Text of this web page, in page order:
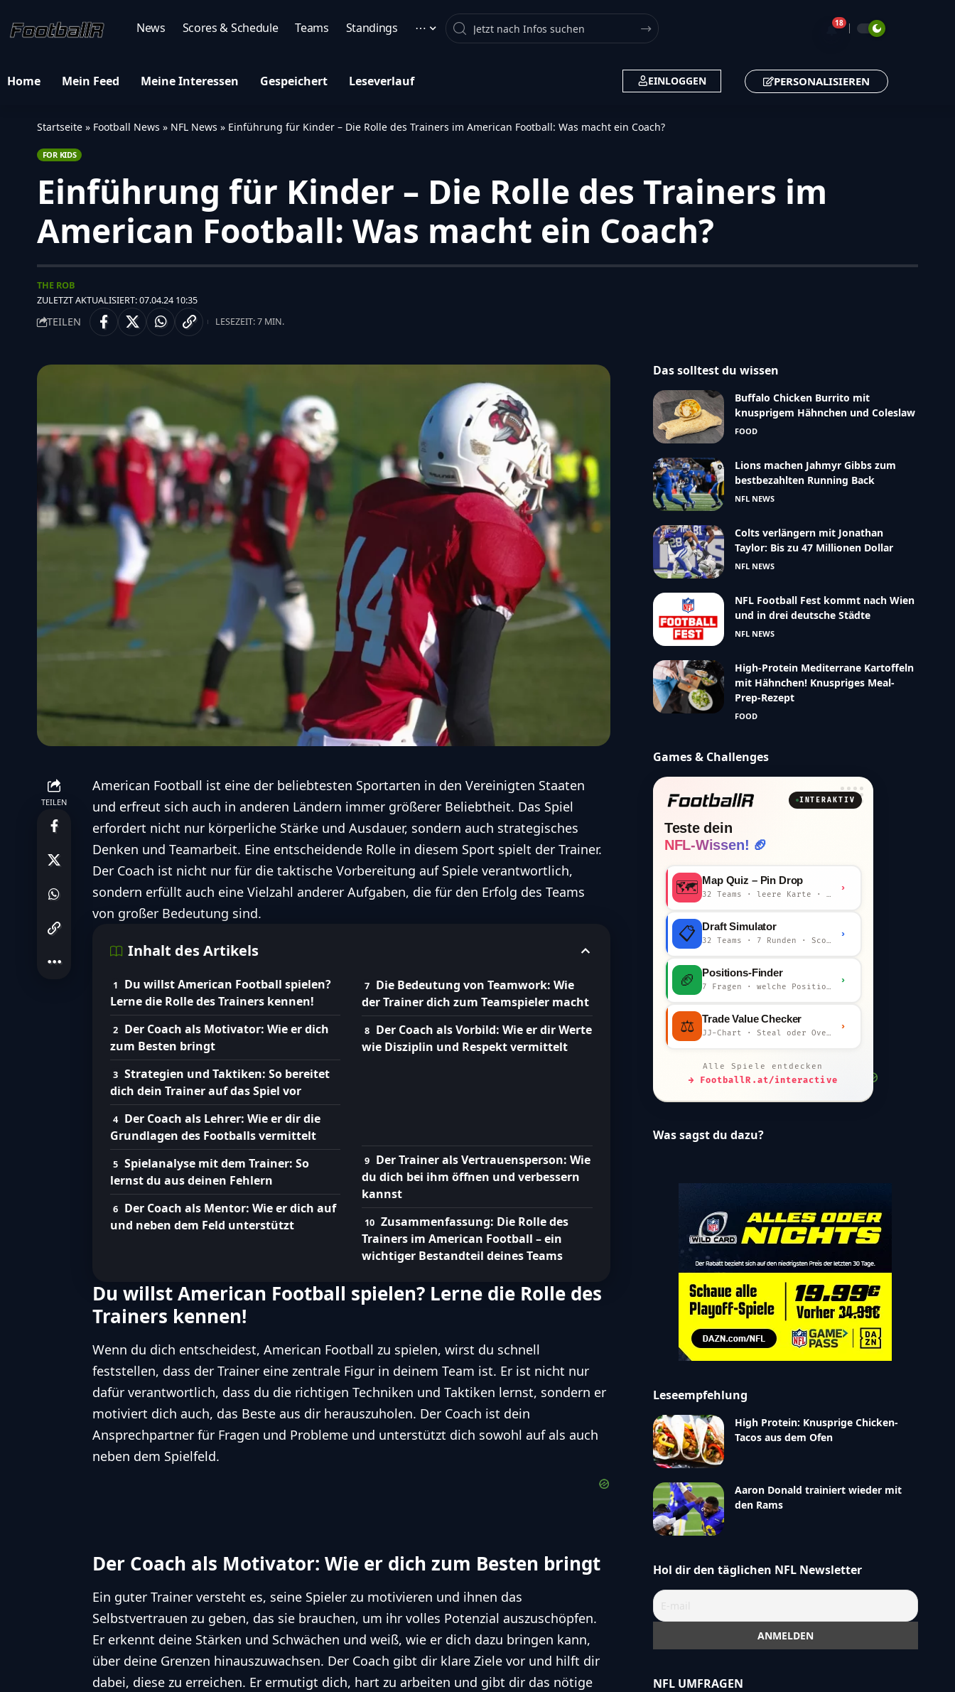
News Scores & Schedule Teams Standings ⋯ Search 🔔18
Home Mein Feed Meine Interessen Gespeichert Leseverlauf EINLOGGEN PERSONALISIEREN
Startseite » Football News » NFL News » Einführung für Kinder – Die Rolle des Trainers im American Football: Was macht ein Coach?
FOR KIDS
Einführung für Kinder – Die Rolle des Trainers im
American Football: Was macht ein Coach?
ZULETZT AKTUALISIERT: 07.04.24 10:35
THE ROB
TEILEN LESEZEIT: 7 MIN.
TEILEN
American Football ist eine der beliebtesten Sportarten in den Vereinigten Staaten
und erfreut sich auch in anderen Ländern immer größerer Beliebtheit. Das Spiel
erfordert nicht nur körperliche Stärke und Ausdauer, sondern auch strategisches
Denken und Teamarbeit. Eine entscheidende Rolle in diesem Sport spielt der Trainer.
Der Coach ist nicht nur für die taktische Vorbereitung auf Spiele verantwortlich,
sondern erfüllt auch eine Vielzahl anderer Aufgaben, die für den Erfolg des Teams
von großer Bedeutung sind.
Inhalt des Artikels
Du willst American Football spielen?
Lerne die Rolle des Trainers kennen!
Der Coach als Motivator: Wie er dich
zum Besten bringt
Strategien und Taktiken: So bereitet
dich dein Trainer auf das Spiel vor
Der Coach als Lehrer: Wie er dir die
Grundlagen des Footballs vermittelt
Spielanalyse mit dem Trainer: So
lernst du aus deinen Fehlern
Der Coach als Mentor: Wie er dich auf
und neben dem Feld unterstützt
Die Bedeutung von Teamwork: Wie
der Trainer dich zum Teamspieler macht
Der Coach als Vorbild: Wie er dir Werte
wie Disziplin und Respekt vermittelt
Der Trainer als Vertrauensperson: Wie
du dich bei ihm öffnen und verbessern
kannst
Zusammenfassung: Die Rolle des
Trainers im American Football – ein
wichtiger Bestandteil deines Teams
Du willst American Football spielen? Lerne die Rolle des
Trainers kennen!
Wenn du dich entscheidest, American Football zu spielen, wirst du schnell
feststellen, dass der Trainer eine zentrale Figur in deinem Team ist. Er ist nicht nur
dafür verantwortlich, dass du die richtigen Techniken und Taktiken lernst, sondern er
motiviert dich auch, das Beste aus dir herauszuholen. Der Coach ist dein
Ansprechpartner für Fragen und Probleme und unterstützt dich sowohl auf als auch
neben dem Spielfeld.
Der Coach als Motivator: Wie er dich zum Besten bringt
Ein guter Trainer versteht es, seine Spieler zu motivieren und ihnen das
Selbstvertrauen zu geben, das sie brauchen, um ihr volles Potenzial auszuschöpfen.
Er erkennt deine Stärken und Schwächen und weiß, wie er dich dazu bringen kann,
über deine Grenzen hinauszuwachsen. Der Coach gibt dir klare Ziele vor und hilft dir
dabei, diese zu erreichen. Er ermutigt dich, hart zu arbeiten und gibt dir das nötige
Das solltest du wissen
Buffalo Chicken Burrito mit
knusprigem Hähnchen und Coleslaw
FOOD
Lions machen Jahmyr Gibbs zum
bestbezahlten Running Back
NFL NEWS
Colts verlängern mit Jonathan
Taylor: Bis zu 47 Millionen Dollar
NFL NEWS
NFL Football Fest kommt nach Wien
und in drei deutsche Städte
NFL NEWS
High-Protein Mediterrane Kartoffeln
mit Hähnchen! Knuspriges Meal-
Prep-Rezept
FOOD
Games & Challenges
INTERAKTIV
Teste dein
NFL-Wissen! 🏈
🗺️ Map Quiz – Pin Drop
32 Teams · leere Karte · km-Wertung
›
📋 Draft Simulator
32 Teams · 7 Runden · Scout-Kommentar
›
🏈 Positions-Finder
7 Fragen · welche Position bist du?
›
⚖️ Trade Value Checker
JJ-Chart · Steal oder Overpay?
›
Alle Spiele entdecken
→ FootballR.at/interactive
Was sagst du dazu?
Leseempfehlung
High Protein: Knusprige Chicken-
Tacos aus dem Ofen
Aaron Donald trainiert wieder mit
den Rams
Hol dir den täglichen NFL Newsletter
NFL UMFRAGEN